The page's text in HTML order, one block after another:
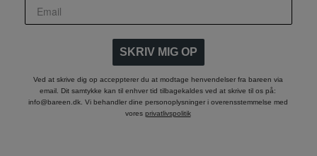
SKRIV MIG OP
Ved at skrive dig op acceppterer du at modtage henvendelser fra bareen via
email. Dit samtykke kan til enhver tid tilbagekaldes ved at skrive til os på:
info@bareen.dk. Vi behandler dine personoplysninger i overensstemmelse med
vores privatlivspolitik